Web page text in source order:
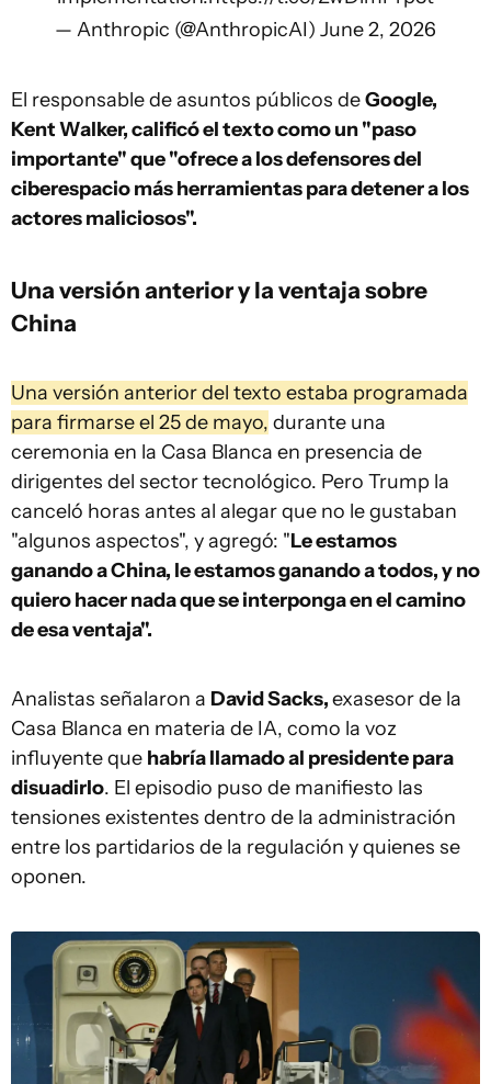
— Anthropic (@AnthropicAI) June 2, 2026
El responsable de asuntos públicos deGoogle,
Kent Walker, calificó el texto como un "paso
importante" que "ofrece a los defensores del
ciberespacio más herramientas para detener a los
actores maliciosos".
Una versión anterior y la ventaja sobre
China
Una versión anterior del texto estaba programada
para firmarse el 25 de mayo, durante una
ceremonia en la Casa Blanca en presencia de
dirigentes del sector tecnológico. Pero Trump la
canceló horas antes al alegar que no le gustaban
"algunos aspectos", y agregó: "Le estamos
ganando a China, le estamos ganando a todos, y no
quiero hacer nada que se interponga en el camino
de esa ventaja".
Analistas señalaron a David Sacks,exasesor de la
Casa Blanca en materia de IA, como la voz
influyente que habría llamado al presidente para
disuadirlo. El episodio puso de manifiesto las
tensiones existentes dentro de la administración
entre los partidarios de la regulación y quienes se
oponen.